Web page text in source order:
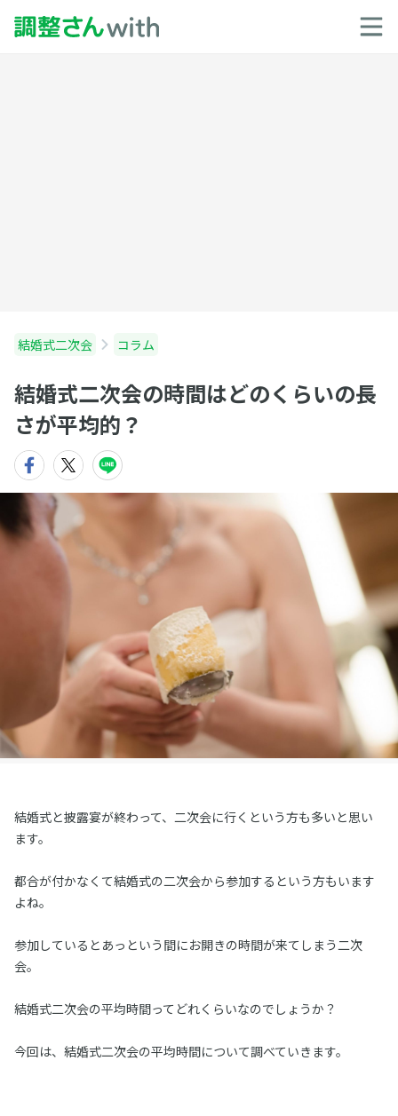
結婚式二次会 コラム
結婚式二次会の時間はどのくらいの長
さが平均的？
結婚式と披露宴が終わって、二次会に行くという方も多いと思い
ます。
都合が付かなくて結婚式の二次会から参加するという方もいます
よね。
参加しているとあっという間にお開きの時間が来てしまう二次
会。
結婚式二次会の平均時間ってどれくらいなのでしょうか？
今回は、結婚式二次会の平均時間について調べていきます。